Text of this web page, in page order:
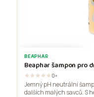
VYPRODÁNO
BEAPHAR
Beaphar šampon pro
0×
Jemný pH neutrální
dalších malých savců. S